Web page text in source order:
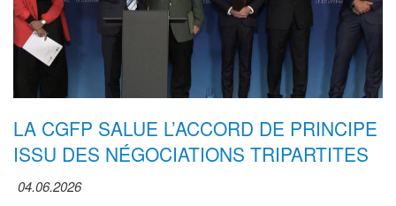
LA CGFP SALUE L’ACCORD DE PRINCIPE
ISSU DES NÉGOCIATIONS TRIPARTITES
04.06.2026